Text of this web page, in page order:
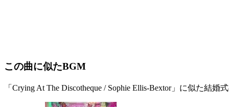
この曲に似たBGM
「Crying At The Discotheque / Sophie Ellis-Bextor」に似た結婚